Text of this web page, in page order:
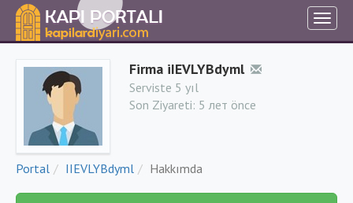
Firma iIEVLYBdyml
Serviste 5 yıl
Son Ziyareti: 5 лет önce
Portal IIEVLYBdyml Hakkımda